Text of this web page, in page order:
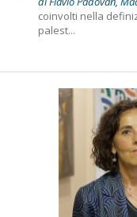
coinvolti nella
palest...